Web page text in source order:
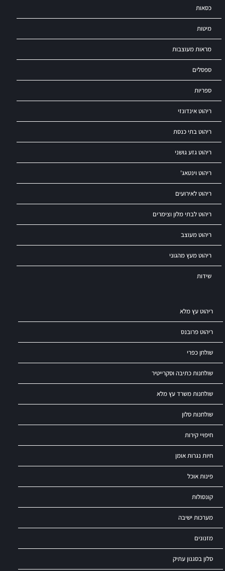
כסאות
מיטות
מראות מעוצבות
ספסלים
ספריות
ריהוט אינדונזי
ריהוט בתי כנסת
ריהוט גזע גושני
ריהוט וינטאג'
ריהוט לאירועים
ריהוט לבתי מלון וצימרים
ריהוט מעוצב
ריהוט מעץ מהגוני
שידות
ריהוט עץ מלא
ריהוט פרובנס
שולחן כפרי
שולחנות כתיבה וסקרייטיר
שולחנות משרד עץ מלא
שולחנות סלון
חיפויי קירות
חיות נגרות אומן
פינות אוכל
קונסולות
מערכות ישיבה
מזנונים
סלון בסגנון עתיק